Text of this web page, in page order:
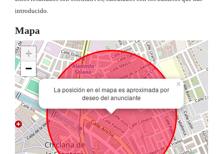
introducido.
Mapa
La posición en el mapa es aproximada por
deseo del anunciante
×
+
−